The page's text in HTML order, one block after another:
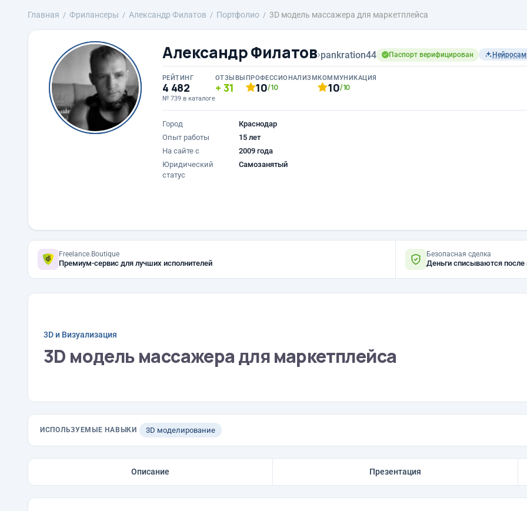
Главная Фрилансеры Александр Филатов Портфолио 3D модель массажера для маркетплейса
Александр Филатов›pankration44 Паспорт верифицирован
РЕЙТИНГ
4 482
№ 739 в каталоге
ОТЗЫВЫ
31
ПРОФЕССИОНАЛИЗМ
10/10
КОММУНИКАЦИЯ
10/10
Город
Краснодар
Опыт работы
15 лет
На сайте с
2009 года
Юридический
статус
Самозанятый
Freelance.Boutique
Премиум-сервис для лучших исполнителей
Безопасная сделка
Деньги списываются после
3D и Визуализация
3D модель массажера для маркетплейса
ИСПОЛЬЗУЕМЫЕ НАВЫКИ 3D моделирование
Описание Презентация